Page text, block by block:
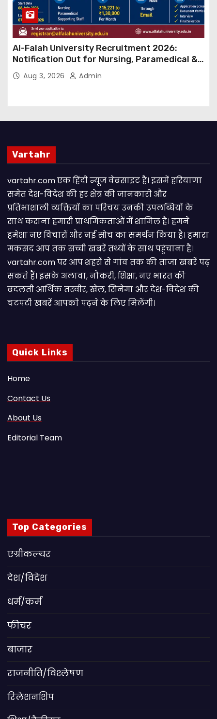
Al-Falah University Recruitment 2026:
Notification Out for Nursing, Paramedical &
Supporting Staff Posts, Apply Through Email
Aug 3, 2026 Admin
Vartahr
vartahr.com एक हिंदी न्यूज वेबसाइट है। इसमें हरियाणा
समेत देश-विदेश की हर क्षेत्र की जानकारी और
प्रतिभाशाली व्यक्तियों का परिचय उनकी उपलब्धियों के
साथ कराना हमारी प्राथमिकताओं में शामिल है। हमने
हमेशा नए विचारों और नई सोच का समर्थन किया है। हमारा
मकसद आप तक सच्ची खबरें तथ्यों के साथ पहुंचाना है।
vartahr.com पर आप शहरों से गांव तक की ताजा खबरें पढ़
सकते हैं। इसके अलावा, नौकरी, शिक्षा, नए भारत की
बदलती आर्थिक तस्वीर, खेल, सिनेमा और देश-विदेश की
चटपटी खबरें आपकाे पढ़ने के लिए मिलेंगी।
Quick Links
Home
Contact Us
About Us
Editorial Team
Top Categories
एग्रीकल्चर
देश/विदेश
धर्म/कर्म
फीचर
बाजार
राजनीति/विश्लेषण
रिलेशनशिप